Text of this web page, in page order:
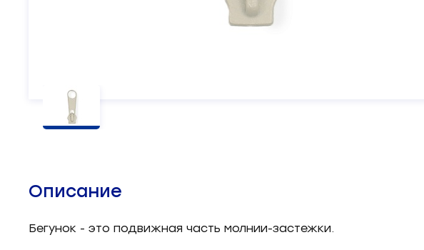
Утеплители и наполнители
оборудования
Описание
Бегунок - это подвижная часть молнии-застежки.